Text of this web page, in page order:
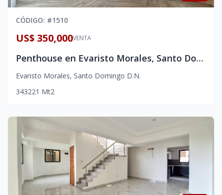
CÓDIGO: #1510
VENTA
US$ 350,000
Penthouse en Evaristo Morales, Santo Domingo. | VENTA: 3 hab, estudio y terraza privada
Evaristo Morales, Santo Domingo D.N.
343221 Mt2